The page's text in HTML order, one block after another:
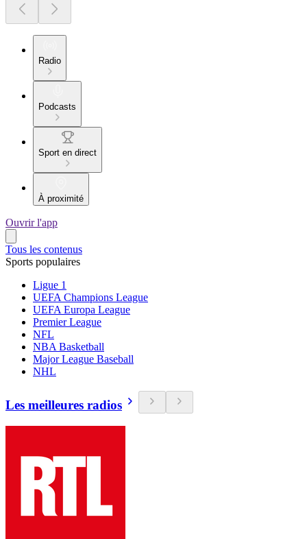
Radio
Podcasts
Sport en direct
À proximité
Ouvrir l'app
Tous les contenus
Sports populaires
Ligue 1
UEFA Champions League
UEFA Europa League
Premier League
NFL
NBA Basketball
Major League Baseball
NHL
Les meilleures radios